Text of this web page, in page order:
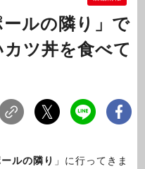
ルの隣り」で
ツ丼を食べて
ルの隣り 」に行ってきま